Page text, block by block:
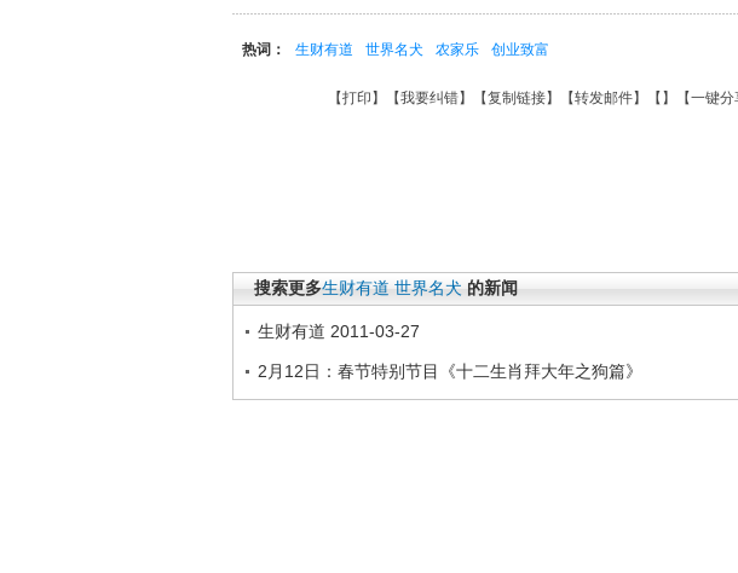
热词： 生财有道 世界名犬 农家乐 创业致富
【打印 】【我要纠错】【复制链接】【转发邮件】【 】 【一键
搜索更多生财有道 世界名犬 的新闻
生财有道 2011-03-27
2月12日：春节特别节目《十二生肖拜大年之狗篇》